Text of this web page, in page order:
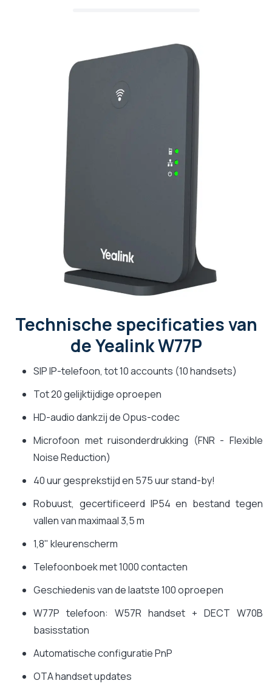
Technische specificaties van
de Yealink W77P
SIP IP-telefoon, tot 10 accounts (10 handsets)
Tot 20 gelijktijdige oproepen
HD-audio dankzij de Opus-codec
Microfoon met ruisonderdrukking (FNR - Flexible
Noise Reduction)
40 uur gesprekstijd en 575 uur stand-by!
Robuust, gecertificeerd IP54 en bestand tegen
vallen van maximaal 3,5 m
1,8" kleurenscherm
Telefoonboek met 1000 contacten
Geschiedenis van de laatste 100 oproepen
W77P telefoon: W57R handset + DECT W70B
basisstation
Automatische configuratie PnP
OTA handset updates